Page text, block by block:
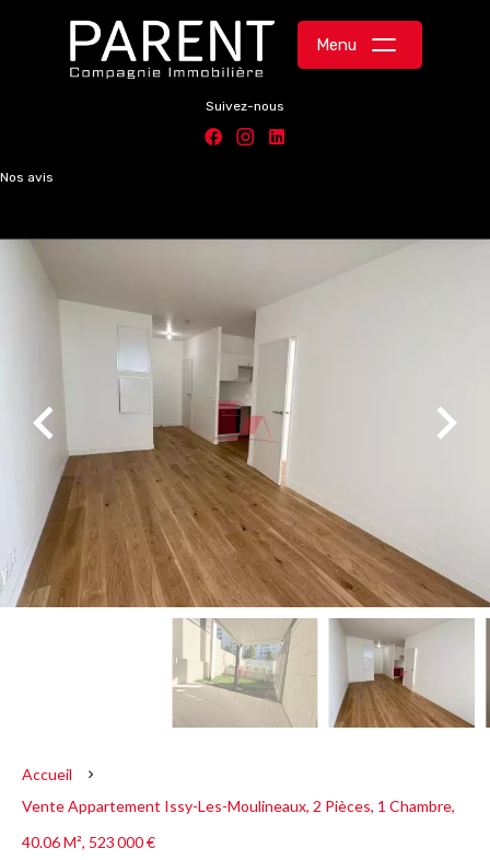
Suivez-nous
Nos avis
Menu
Accueil
Vente Appartement Issy-Les-Moulineaux, 2 Pièces, 1 Chambre,
40.06 M², 523 000 €